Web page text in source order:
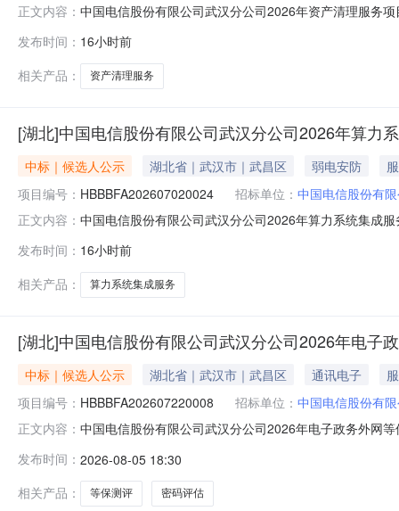
正文内容： 中国电信股份有限公司武汉分公司2026年资产清理服务
限公司（2）响应报价：不含税总价1386322.40元2.第
发布时间： 16小时前
相关产品：
资产清理服务
[湖北]中国电信股份有限公司武汉分公司2026年算力
中标｜候选人公示 湖北省｜武汉市｜武昌区 弱电安防
项目编号： HBBBFA202607020024 招标单位： 中国电信股份有
正文内容： 中国电信股份有限公司武汉分公司2026年算力系统集成
中标候选人（1）单位名称：湖北信通通信有限公司（2
协议
发布时间： 16小时前
相关产品：
算力系统集成服务
[湖北]中国电信股份有限公司武汉分公司2026年电子
中标｜候选人公示 湖北省｜武汉市｜武昌区 通讯电子
项目编号： HBBBFA202607220008 招标单位： 中国电信股份有
正文内容： 中国电信股份有限公司武汉分公司2026年电子政务外网
1.第一成交候选人（1）单位名称：湖北星野科技发展有
169999.9
发布时间： 2026-08-05 18:30
相关产品：
等保测评 密码评估